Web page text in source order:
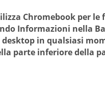
Chromebook per
Informazioni nella
in qualsiasi
parte inferiore della